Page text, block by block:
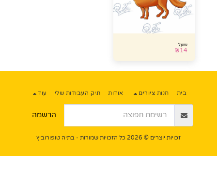
שועל
₪14
בית חנות ציורים אודות תיק העבודות שלי עוד
הרשמה
זכויות יוצרים © 2026 כל הזכויות שמורות - בתיה טופורוביץ